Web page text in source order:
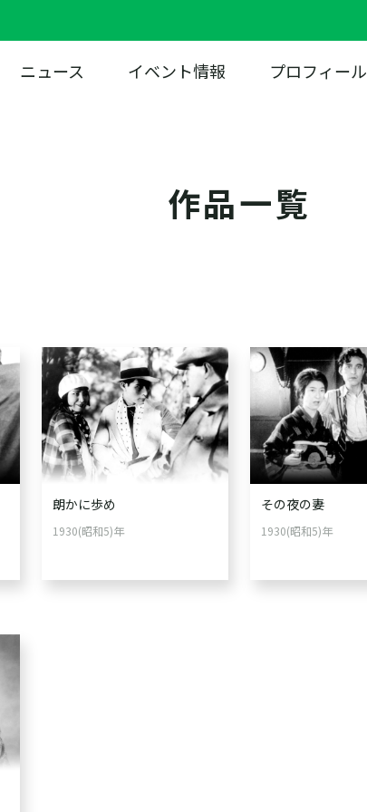
ニュース イベント情報 プロフィール
作品一覧
朗かに歩め
1930(昭和5)年
その夜の妻
1930(昭和5)年